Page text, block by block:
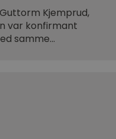
Kjemprud,
var konfirmant
samme…